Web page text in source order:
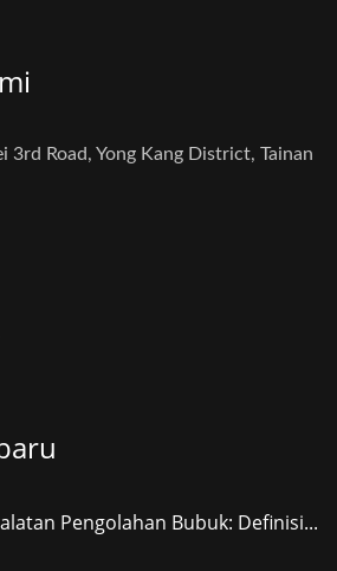
3rd Road, Yong Kang District, Tainan
Pengolahan Bubuk: Definisi...